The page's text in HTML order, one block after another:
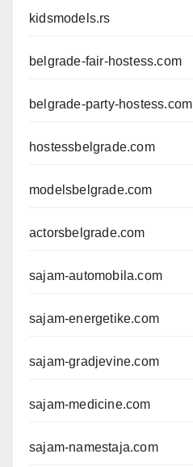
kidsmodels.rs
belgrade-fair-hostess.com
belgrade-party-hostess.com
hostessbelgrade.com
modelsbelgrade.com
actorsbelgrade.com
sajam-automobila.com
sajam-energetike.com
sajam-gradjevine.com
sajam-medicine.com
sajam-namestaja.com